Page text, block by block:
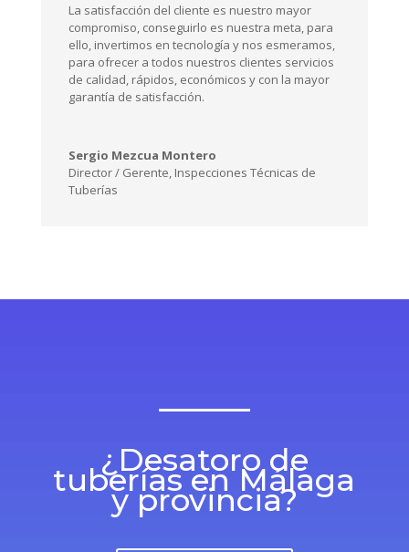
La satisfacción del cliente es nuestro mayor
compromiso, conseguirlo es nuestra meta, para
ello, invertimos en tecnología y nos esmeramos,
para ofrecer a todos nuestros clientes servicios
de calidad, rápidos, económicos y con la mayor
garantía de satisfacción.
Sergio Mezcua Montero
Director / Gerente, Inspecciones Técnicas de
Tuberías
¿Desatoro de
tuberías en Málaga
y provincia?